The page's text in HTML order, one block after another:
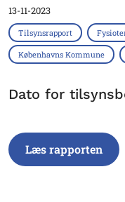
13-11-2023
Tilsynsrapport
Københavns Kommune
Dato for
Læs rapporten